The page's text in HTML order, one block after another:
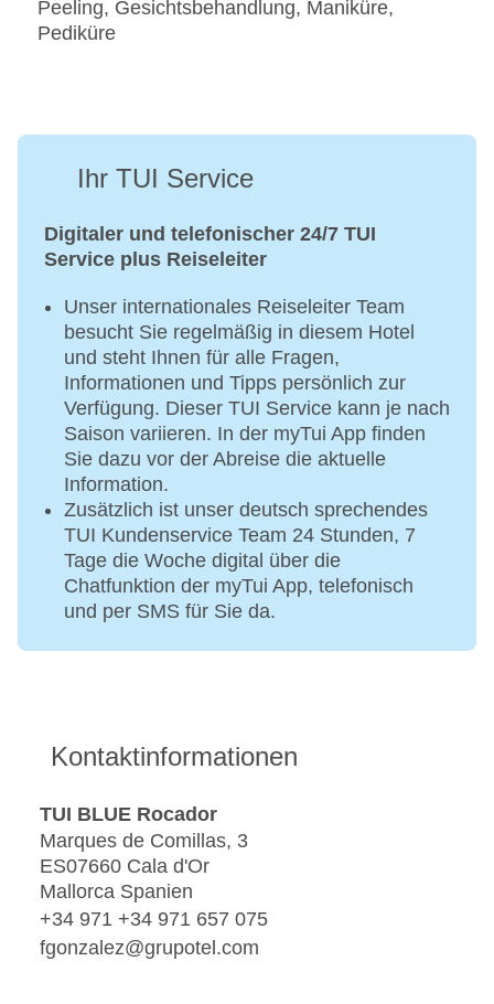
Peeling, Gesichtsbehandlung, Maniküre,
Pediküre
Ihr TUI Service
Digitaler und telefonischer 24/7 TUI
Service plus Reiseleiter
Unser internationales Reiseleiter Team
besucht Sie regelmäßig in diesem Hotel
und steht Ihnen für alle Fragen,
Informationen und Tipps persönlich zur
Verfügung. Dieser TUI Service kann je nach
Saison variieren. In der myTui App finden
Sie dazu vor der Abreise die aktuelle
Information.
Zusätzlich ist unser deutsch sprechendes
TUI Kundenservice Team 24 Stunden, 7
Tage die Woche digital über die
Chatfunktion der myTui App, telefonisch
und per SMS für Sie da.
Kontaktinformationen
TUI BLUE Rocador
Marques de Comillas, 3
ES07660 Cala d'Or
Mallorca Spanien
+34 971 +34 971 657 075
fgonzalez@grupotel.com